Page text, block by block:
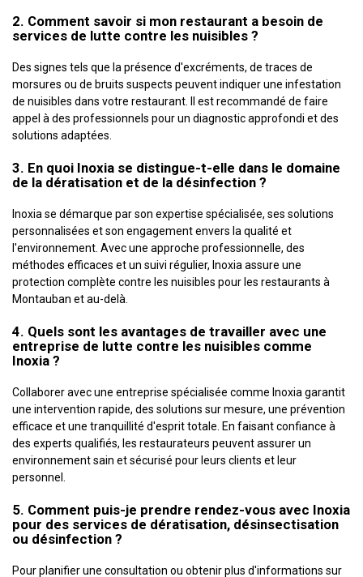
2. Comment savoir si mon restaurant a besoin de
services de lutte contre les nuisibles ?
Des signes tels que la présence d'excréments, de traces de
morsures ou de bruits suspects peuvent indiquer une infestation
de nuisibles dans votre restaurant. Il est recommandé de faire
appel à des professionnels pour un diagnostic approfondi et des
solutions adaptées.
3. En quoi Inoxia se distingue-t-elle dans le domaine
de la dératisation et de la désinfection ?
Inoxia se démarque par son expertise spécialisée, ses solutions
personnalisées et son engagement envers la qualité et
l'environnement. Avec une approche professionnelle, des
méthodes efficaces et un suivi régulier, Inoxia assure une
protection complète contre les nuisibles pour les restaurants à
Montauban et au-delà.
4. Quels sont les avantages de travailler avec une
entreprise de lutte contre les nuisibles comme
Inoxia ?
Collaborer avec une entreprise spécialisée comme Inoxia garantit
une intervention rapide, des solutions sur mesure, une prévention
efficace et une tranquillité d'esprit totale. En faisant confiance à
des experts qualifiés, les restaurateurs peuvent assurer un
environnement sain et sécurisé pour leurs clients et leur
personnel.
5. Comment puis-je prendre rendez-vous avec Inoxia
pour des services de dératisation, désinsectisation
ou désinfection ?
Pour planifier une consultation ou obtenir plus d'informations sur